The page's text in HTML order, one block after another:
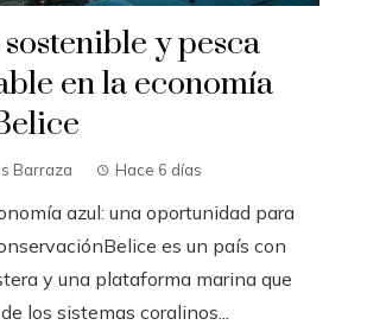
y pesca
en la economía
Barraza Hace 6 días
azul: una oportunidad para
es un país con
y una plataforma marina que
los sistemas coralinos...